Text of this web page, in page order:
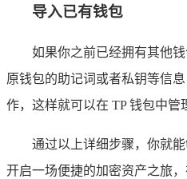
导入已有钱包
如果你之前已经拥有其他
原钱包的助记词或者私钥等信
作，这样就可以在 TP 钱包中管
通过以上详细步骤，你就能
开启一场便捷的加密资产之旅